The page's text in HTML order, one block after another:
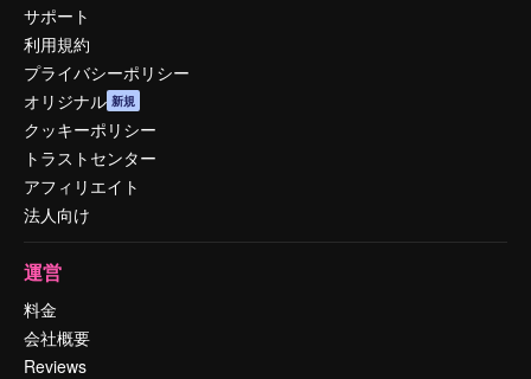
サポート
利用規約
プライバシーポリシー
オリジナル 新規
クッキーポリシー
トラストセンター
アフィリエイト
法人向け
運営
料金
会社概要
Reviews